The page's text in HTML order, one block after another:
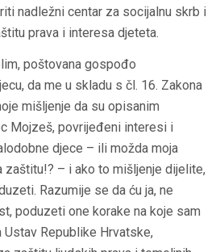
nadležni centar za socijalnu skrb i
prava i interesa djeteta.
poštovana gospođo
da me u skladu s čl. 16. Zakona
mišljenje da su opisanim
Mojzeš, povrijeđeni interesi i
djece – ili možda moja
zaštitu!? – i ako to mišljenje dijelite,
Razumije se da ću ja, ne
poduzeti one korake na koje sam
Republike Hrvatske,